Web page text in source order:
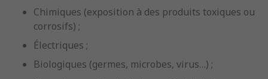
Chimiques (exposition à des produits toxiques ou
corrosifs) ;
Électriques ;
Biologiques (germes, microbes, virus…) ;